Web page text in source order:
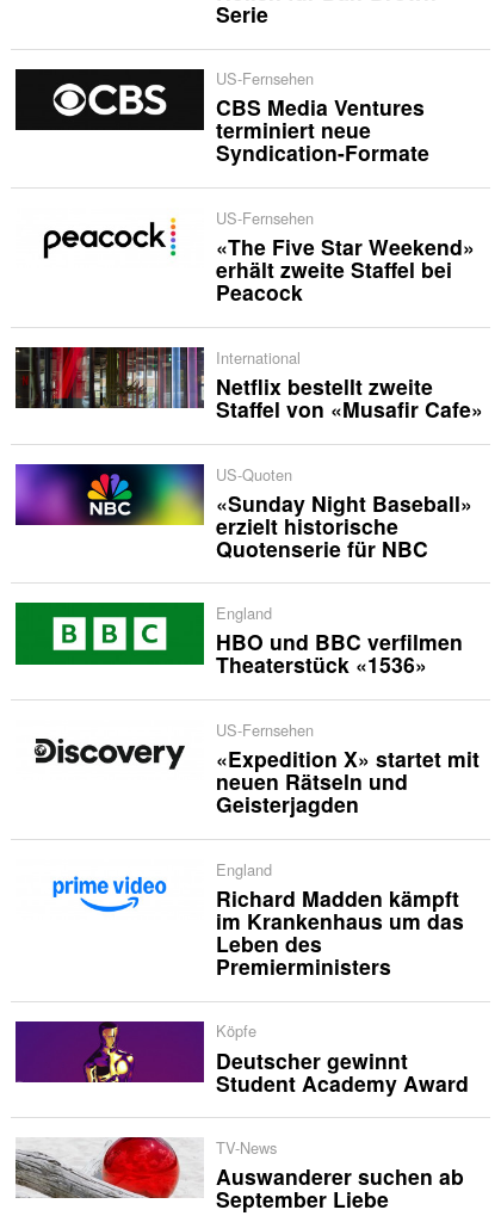
Serie
US-Fernsehen
CBS Media Ventures
terminiert neue
Syndication-Formate
US-Fernsehen
«The Five Star Weekend»
erhält zweite Staffel bei
Peacock
International
Netflix bestellt zweite
Staffel von «Musafir Cafe»
US-Quoten
«Sunday Night Baseball»
erzielt historische
Quotenserie für NBC
England
HBO und BBC verfilmen
Theaterstück «1536»
US-Fernsehen
«Expedition X» startet mit
neuen Rätseln und
Geisterjagden
England
Richard Madden kämpft
im Krankenhaus um das
Leben des
Premierministers
Köpfe
Deutscher gewinnt
Student Academy Award
TV-News
Auswanderer suchen ab
September Liebe